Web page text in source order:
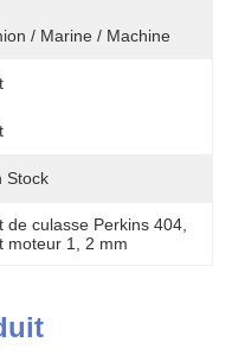
/ Marine / Machine
Stock
de culasse Perkins 404
moteur 1
2 mm